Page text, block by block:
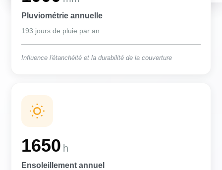
Pluviométrie annuelle
193 jours de pluie par an
Influence l'étanchéité et la durabilité de la couverture
1650 h
Ensoleillement annuel